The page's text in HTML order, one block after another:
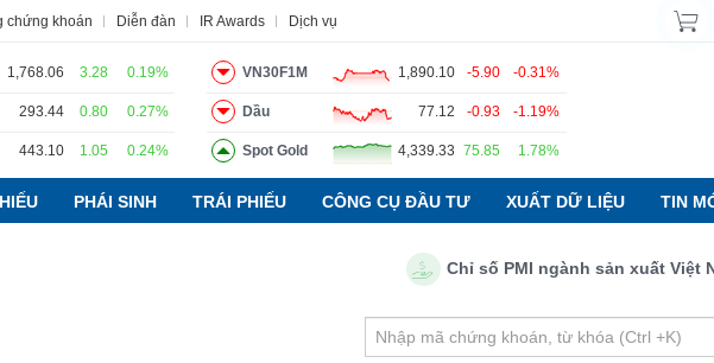
chứng khoán Diễn đàn IR Awards Dịch vụ
1,768.06 3.28 0.19%
293.44 0.80 0.27%
443.10 1.05 0.24%
VN30F1M 1,890.10 -5.90 -0.31%
Dầu 77.12 -0.93 -1.19%
Spot Gold 4,339.33 75.85 1.78%
PHÁI SINH TRÁI PHIẾU CÔNG CỤ ĐẦU TƯ XUẤT DỮ LIỆU TIN
Chỉ số PMI ngành sản xuất Việt
Tin tức Báo cáo phân tích Thuật ngữ Dịch vụ